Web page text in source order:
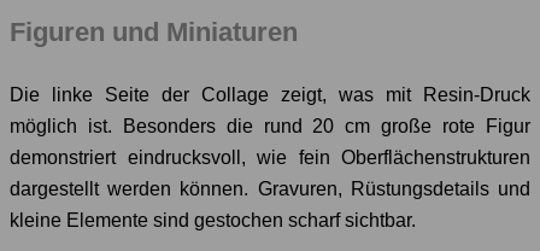
Figuren und Miniaturen
Die linke Seite der Collage zeigt, was mit Resin-Druck
möglich ist. Besonders die rund 20 cm große rote Figur
demonstriert eindrucksvoll, wie fein Oberflächenstrukturen
dargestellt werden können. Gravuren, Rüstungsdetails und
kleine Elemente sind gestochen scharf sichtbar.